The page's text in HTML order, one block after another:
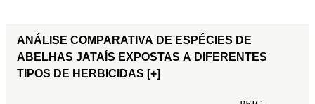
ANÁLISE COMPARATIVA DE ESPÉCIES DE
ABELHAS JATAÍS EXPOSTAS A DIFERENTES
TIPOS DE HERBICIDAS [+]